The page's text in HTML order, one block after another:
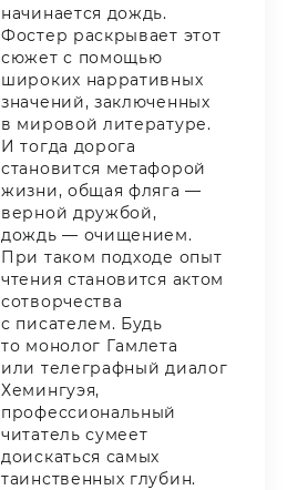
начинается дождь.
Фостер раскрывает этот
сюжет с помощью
широких нарративных
значений, заключенных
в мировой литературе.
И тогда дорога
становится метафорой
жизни, общая фляга —
верной дружбой,
дождь — очищением.
При таком подходе опыт
чтения становится актом
сотворчества
с писателем. Будь
то монолог Гамлета
или телеграфный диалог
Хемингуэя,
профессиональный
читатель сумеет
доискаться самых
таинственных глубин.